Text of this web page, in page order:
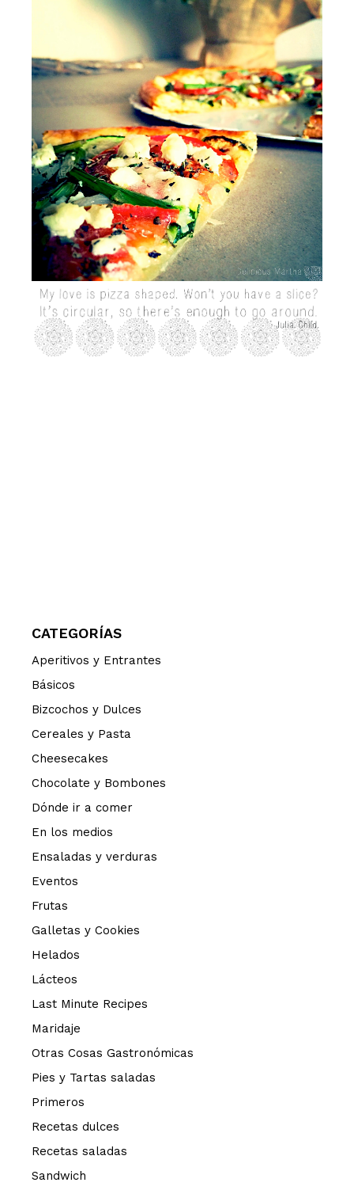
CATEGORÍAS
Aperitivos y Entrantes
Básicos
Bizcochos y Dulces
Cereales y Pasta
Cheesecakes
Chocolate y Bombones
Dónde ir a comer
En los medios
Ensaladas y verduras
Eventos
Frutas
Galletas y Cookies
Helados
Lácteos
Last Minute Recipes
Maridaje
Otras Cosas Gastronómicas
Pies y Tartas saladas
Primeros
Recetas dulces
Recetas saladas
Sandwich